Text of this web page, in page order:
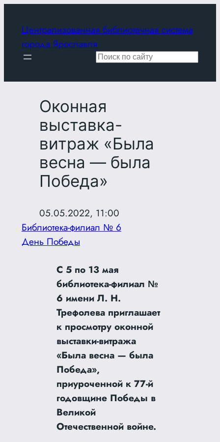
содержимому
Централизованная библиотечная система
города Ярославля
Поиск
Оконная
выставка-
витраж «Была
весна — была
Победа»
05.05.2022, 11:00
Библиотека-филиал № 6
День Победы
С 5 по 13 мая
библиотека-филиал №
6 имени Л. Н.
Трефолева приглашает
к просмотру оконной
выставки-витража
«Была весна — была
Победа»,
приуроченной к 77-й
годовщине Победы в
Великой
Отечественной войне.